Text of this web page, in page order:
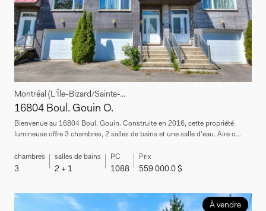
Montréal (L'Île-Bizard/Sainte-...
16804 Boul. Gouin O.
Bienvenue au 16804 Boul. Gouin. Construite en 2016, cette propriété
lumineuse offre 3 chambres, 2 salles de bains et une salle d'eau. Aire o...
chambres
3
salles de bains
2 + 1
PC
1088
Prix
559 000.0 $
À vendre